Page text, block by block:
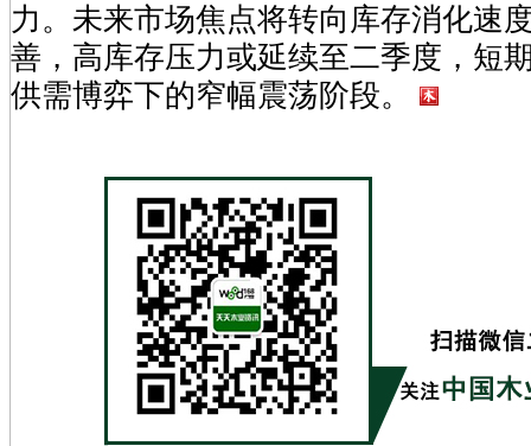
力。未来市场焦点将转向库存消化速
善，高库存压力或延续至二季度，短
供需博弈下的窄幅震荡阶段。